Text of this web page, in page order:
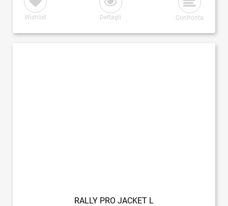
Wishlist Dettagli Confronta
RALLY PRO JACKET L